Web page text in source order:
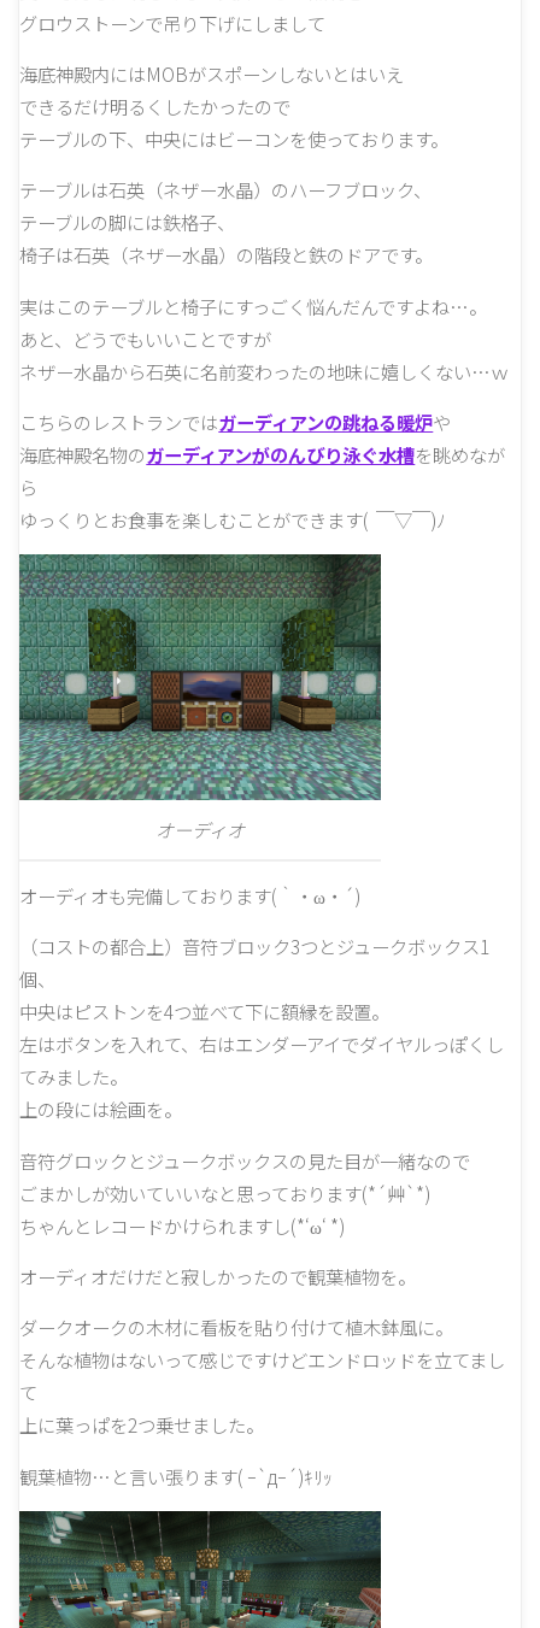
グロウストーンで吊り下げにしまして
海底神殿内にはMOBがスポーンしないとはいえ
できるだけ明るくしたかったので
テーブルの下、中央にはビーコンを使っております。
テーブルは石英（ネザー水晶）のハーフブロック、
テーブルの脚には鉄格子、
椅子は石英（ネザー水晶）の階段と鉄のドアです。
実はこのテーブルと椅子にすっごく悩んだんですよね…。
あと、どうでもいいことですが
ネザー水晶から石英に名前変わったの地味に嬉しくない…ｗ
こちらのレストランではガーディアンの跳ねる暖炉や
海底神殿名物のガーディアンがのんびり泳ぐ水槽を眺めなが
ら
ゆっくりとお食事を楽しむことができます( ￣▽￣)ﾉ
オーディオ
オーディオも完備しております(｀・ω・´)
（コストの都合上）音符ブロック3つとジュークボックス1
個、
中央はピストンを4つ並べて下に額縁を設置。
左はボタンを入れて、右はエンダーアイでダイヤルっぽくし
てみました。
上の段には絵画を。
音符グロックとジュークボックスの見た目が一緒なので
ごまかしが効いていいなと思っております(*´艸`*)
ちゃんとレコードかけられますし(*‘ω‘ *)
オーディオだけだと寂しかったので観葉植物を。
ダークオークの木材に看板を貼り付けて植木鉢風に。
そんな植物はないって感じですけどエンドロッドを立てまし
て
上に葉っぱを2つ乗せました。
観葉植物…と言い張ります( ｰ`дｰ´)ｷﾘｯ